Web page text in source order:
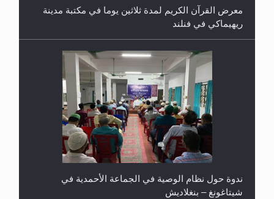
معرض القرآن الكريم لمدة ثلاثين يوما في مكتبة مدينة
ريهيماكي في فنلند
ندوة حول نظام الوصية في الجماعة الأحمدية في
شيتاغونغ – بنغلاديش